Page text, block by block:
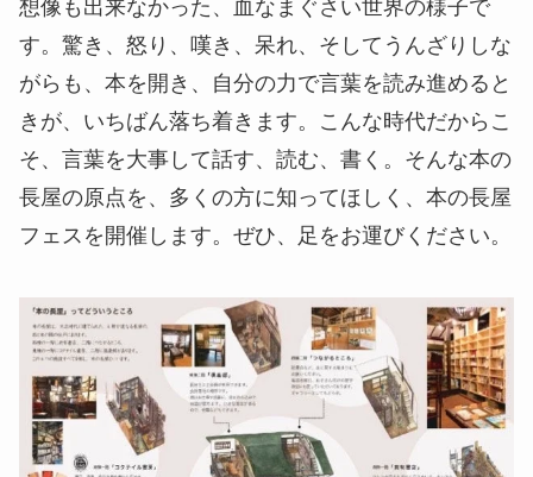
想像も出来なかった、血なまぐさい世界の様子で
す。驚き、怒り、嘆き、呆れ、そしてうんざりしな
がらも、本を開き、自分の力で言葉を読み進めると
きが、いちばん落ち着きます。こんな時代だからこ
そ、言葉を大事して話す、読む、書く。そんな本の
長屋の原点を、多くの方に知ってほしく、本の長屋
フェスを開催します。ぜひ、足をお運びください。